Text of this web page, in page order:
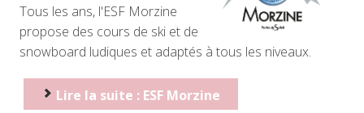
Tous les ans, l'ESF Morzine
propose des cours de ski et de
snowboard ludiques et adaptés à tous les niveaux.
Lire la suite : ESF Morzine